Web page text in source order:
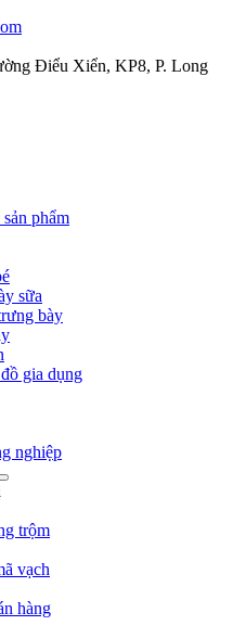
Điểu Xiển, KP8, P. Long
phẩm
sữa
bày
gia dụng
nghiệp
trộm
vạch
hàng